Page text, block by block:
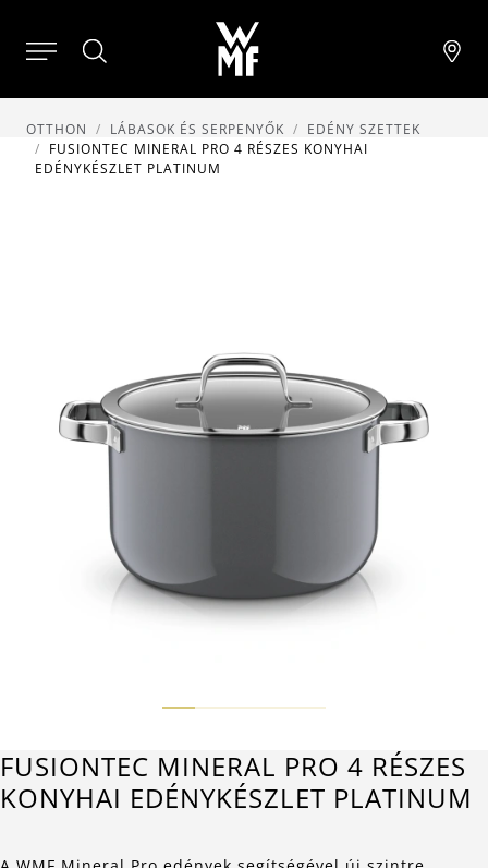
OTTHON LÁBASOK ÉS SERPENYŐK
EDÉNY SZETTEK
FUSIONTEC MINERAL PRO 4 RÉSZES KONYHAI
EDÉNYKÉSZLET PLATINUM
FUSIONTEC MINERAL PRO 4 RÉSZES
KONYHAI EDÉNYKÉSZLET PLATINUM